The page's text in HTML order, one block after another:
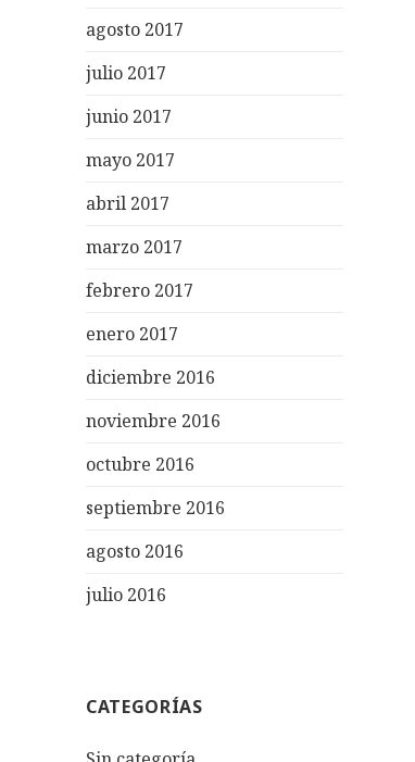
agosto 2017
julio 2017
junio 2017
mayo 2017
abril 2017
marzo 2017
febrero 2017
enero 2017
diciembre 2016
noviembre 2016
octubre 2016
septiembre 2016
agosto 2016
julio 2016
CATEGORÍAS